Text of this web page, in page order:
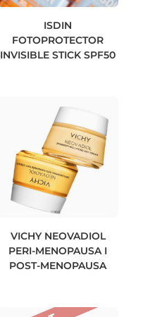
ISDIN
FOTOPROTECTOR
INVISIBLE STICK SPF50
VICHY NEOVADIOL
PERI-MENOPAUSA I
POST-MENOPAUSA